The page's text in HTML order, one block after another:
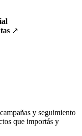
↗
y seguimiento
que importás y